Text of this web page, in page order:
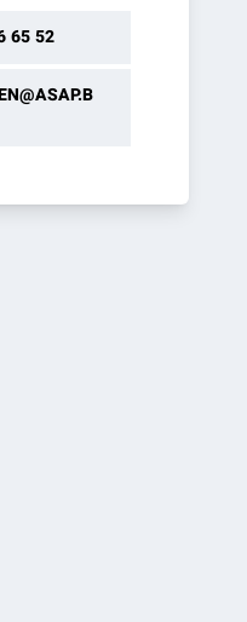
65 52